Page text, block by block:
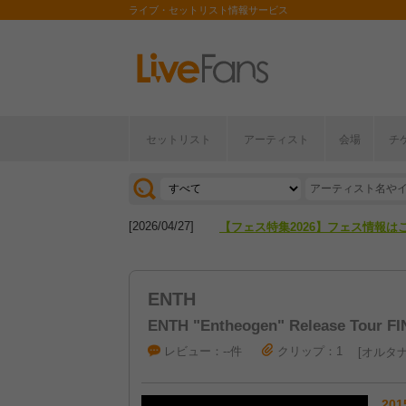
ライブ・セットリスト情報サービス
セットリスト アーティスト 会場 チ
[2026/07/28] 【ライブ動員ランキング】2026年
[2026/04/27] 【フェス特集2026】フェス情報は
ENTH
ENTH "Entheogen" Release Tour
レビュー：--件 クリップ：1 オルタ